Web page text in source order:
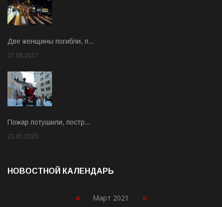
Две женщины погибли, п…
27.08.2017
Пожар потушили, постр…
23.01.2020
НОВОСТНОЙ КАЛЕНДАРЬ
« Март 2021 »